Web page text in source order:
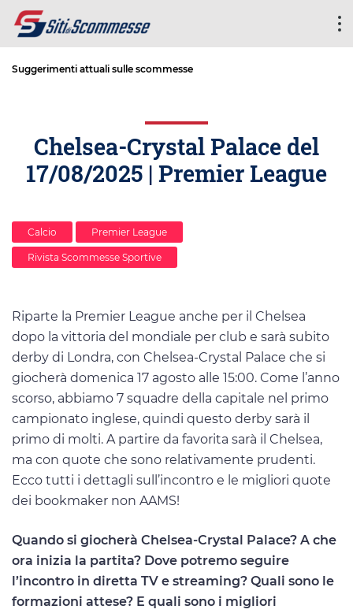
Suggerimenti attuali sulle scommesse
Chelsea-Crystal Palace del
17/08/2025 | Premier League
Calcio Premier League
Rivista Scommesse Sportive
Riparte la Premier League anche per il Chelsea
dopo la vittoria del mondiale per club e sarà subito
derby di Londra, con Chelsea-Crystal Palace che si
giocherà domenica 17 agosto alle 15:00. Come l’anno
scorso, abbiamo 7 squadre della capitale nel primo
campionato inglese, quindi questo derby sarà il
primo di molti. A partire da favorita sarà il Chelsea,
ma con quote che sono relativamente prudenti.
Ecco tutti i dettagli sull’incontro e le migliori quote
dei bookmaker non AAMS!
Quando si giocherà Chelsea-Crystal Palace? A che
ora inizia la partita? Dove potremo seguire
l’incontro in diretta TV e streaming? Quali sono le
formazioni attese? E quali sono i migliori